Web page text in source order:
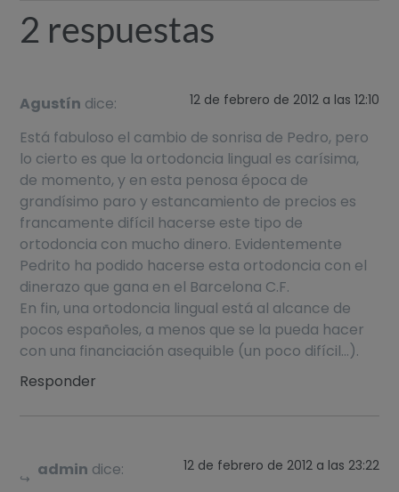
2 respuestas
Agustín dice: 12 de febrero de 2012 a las 12:10
Está fabuloso el cambio de sonrisa de Pedro, pero
lo cierto es que la ortodoncia lingual es carísima,
de momento, y en esta penosa época de
grandísimo paro y estancamiento de precios es
francamente difícil hacerse este tipo de
ortodoncia con mucho dinero. Evidentemente
Pedrito ha podido hacerse esta ortodoncia con el
dinerazo que gana en el Barcelona C.F.
En fin, una ortodoncia lingual está al alcance de
pocos españoles, a menos que se la pueda hacer
con una financiación asequible (un poco difícil…).
Responder
admin dice: 12 de febrero de 2012 a las 23:22